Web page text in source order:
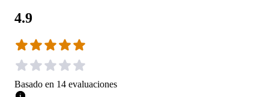
4.9
Basado en 14 evaluaciones